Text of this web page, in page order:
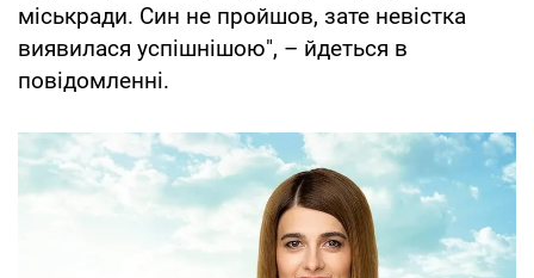
міськради. Син не пройшов, зате невістка
виявилася успішнішою", – йдеться в
повідомленні.